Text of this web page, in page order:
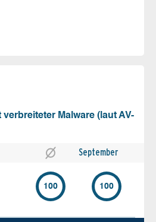
Malware (laut AV-
September
100 100